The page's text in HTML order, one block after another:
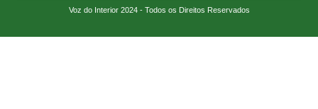
Voz do Interior 2024 - Todos os Direitos Reservados